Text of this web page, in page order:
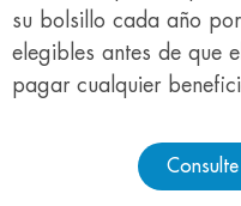
su bolsillo cada año
elegibles antes de que
pagar cualquier